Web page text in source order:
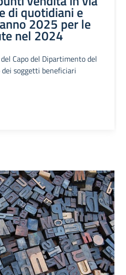
di quotidiani e
2025 per le
nel 2024
Capo del Dipartimento del
soggetti beneficiari